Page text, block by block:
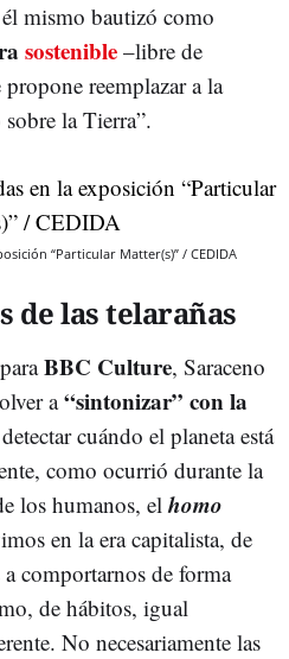
mismo bautizó como
sostenible –libre de
reemplazar a la
la Tierra”.
“Particular Matter(s)” / CEDIDA
de las telarañas
BBC Culture, Saraceno
a“sintonizar” con la
cuándo el planeta está
como ocurrió durante la
los humanos, elhomo
en la era capitalista, de
comportarnos de forma
de hábitos, igual
No necesariamente las